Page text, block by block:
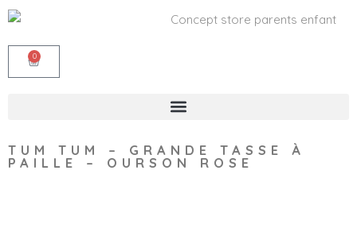
0
TUM TUM – GRANDE TASSE À
PAILLE – OURSON ROSE